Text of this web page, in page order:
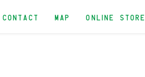
CONTACT MAP ONLINE STORE